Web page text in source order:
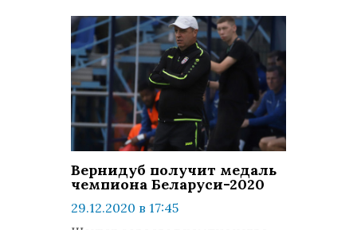
Вернидуб получит медаль
чемпиона Беларуси-2020
29.12.2020 в 17:45